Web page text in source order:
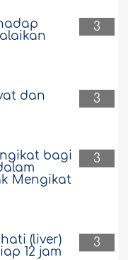
3
3
dan
3
bagi
Mengikat
3
(liver)
12 jam